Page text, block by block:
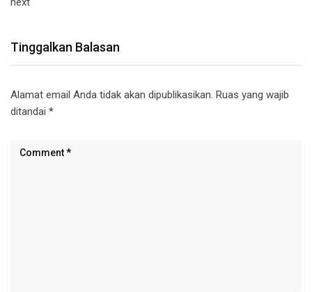
Tinggalkan Balasan
Alamat email Anda tidak akan dipublikasikan. Ruas yang wajib
ditandai *